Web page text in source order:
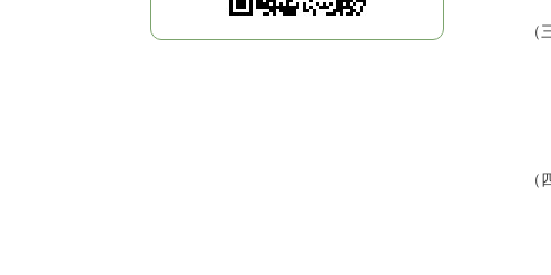
（
神
船
カ
岩
鮎
（
伽
川
竜
「